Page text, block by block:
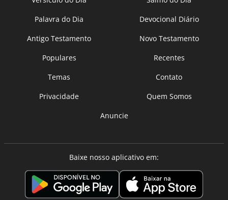
Palavra do Dia
Devocional Diário
Antigo Testamento
Novo Testamento
Populares
Recentes
Temas
Contato
Privacidade
Quem Somos
Anuncie
Baixe nosso aplicativo em: